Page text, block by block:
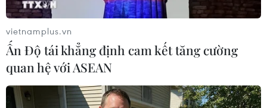
07/08/2026 08:52
Australia đề cao hợp tác với Việt Nam
vì hòa bình, ổn định và thịnh vượng
07/08/2026 07:09
vietnamplus.vn
Ấn Độ tái khẳng định cam kết tăng cường
quan hệ với ASEAN